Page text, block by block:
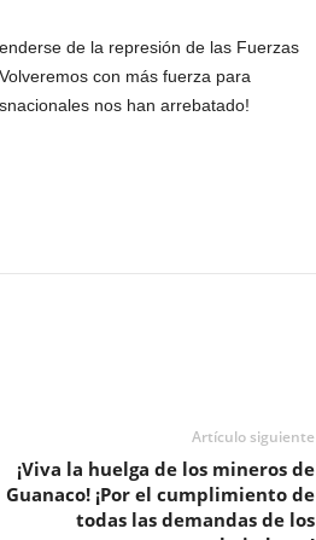
de la represión de las Fuerzas
con más fuerza para
nos han arrebatado!
Artículo siguiente
¡Viva la huelga de los mineros de
Guanaco! ¡Por el cumplimiento de
todas las demandas de los